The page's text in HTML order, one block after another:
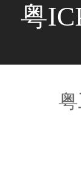
粤
粤